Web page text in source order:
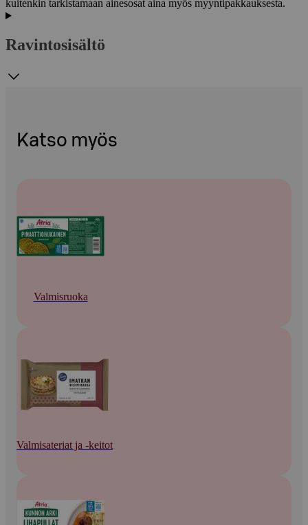
kuitenkin tarkistamaan ainesosat aina myös myyntipakkauksesta.
Ravintosisältö
Katso myös
Valmisruoka
Valmisateriat ja -keitot